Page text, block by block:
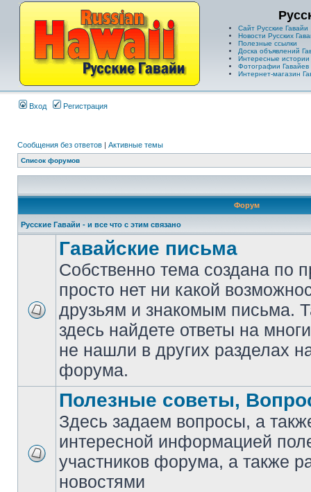
Сайт Русские Гавайи
Новости Русских
Полезные ссылки
Доска объявлений
Интересные истории
Фотографии Гавайев
Интернет-магазин
Вход Регистрация
Сообщения без ответов | Активные темы
Список форумов
Форум
Русские Гавайи - и все что с этим связано
Гавайские письма
Собственно тема создана по
просто нет ни какой
друзьям и знакомым письма.
здесь найдете ответы на
не нашли в других разделах
форума.
Полезные советы,
Здесь задаем вопросы, а
интересной информацией
участников форума, а также
новостями